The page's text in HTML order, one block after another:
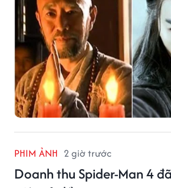
PHIM ẢNH 2 giờ trước
Doanh thu Spider-Man 4